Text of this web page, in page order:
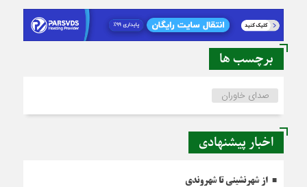
برچسب ها
صدای خاوران
اخبار پیشنهادی
از شهرنشینی تا شهروندی